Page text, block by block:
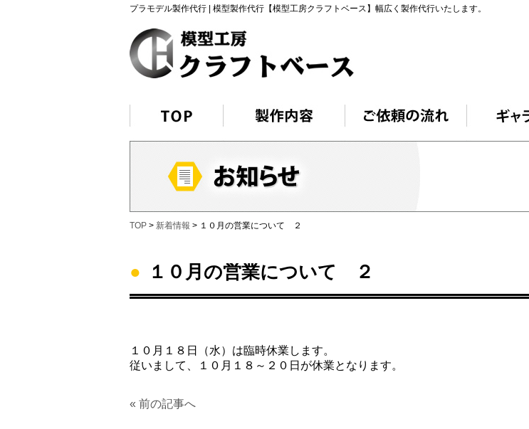
プラモデル製作代行 | 模型製作代行【模型工房クラフトベース】幅広く製作代行いたします。
TOP > 新着情報 > １０月の営業について ２
● １０月の営業について ２
１０月１８日（水）は臨時休業します。
従いまして、１０月１８～２０日が休業となります。
« 前の記事へ